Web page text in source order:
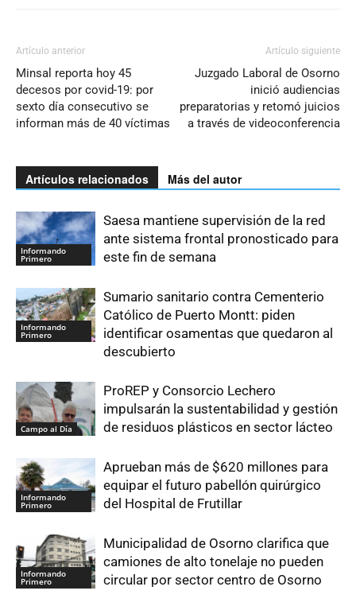
Artículo anterior
Minsal reporta hoy 45
decesos por covid-19: por
sexto día consecutivo se
informan más de 40 víctimas
Artículo siguiente
Juzgado Laboral de Osorno
inició audiencias
preparatorias y retomó juicios
a través de videoconferencia
Artículos relacionados Más del autor
Informando
Primero
Saesa mantiene supervisión de la red
ante sistema frontal pronosticado para
este fin de semana
Informando
Primero
Sumario sanitario contra Cementerio
Católico de Puerto Montt: piden
identificar osamentas que quedaron al
descubierto
Campo al Día
ProREP y Consorcio Lechero
impulsarán la sustentabilidad y gestión
de residuos plásticos en sector lácteo
Informando
Primero
Aprueban más de $620 millones para
equipar el futuro pabellón quirúrgico
del Hospital de Frutillar
Informando
Primero
Municipalidad de Osorno clarifica que
camiones de alto tonelaje no pueden
circular por sector centro de Osorno